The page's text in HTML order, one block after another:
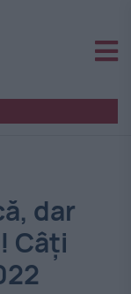
dar
Câți